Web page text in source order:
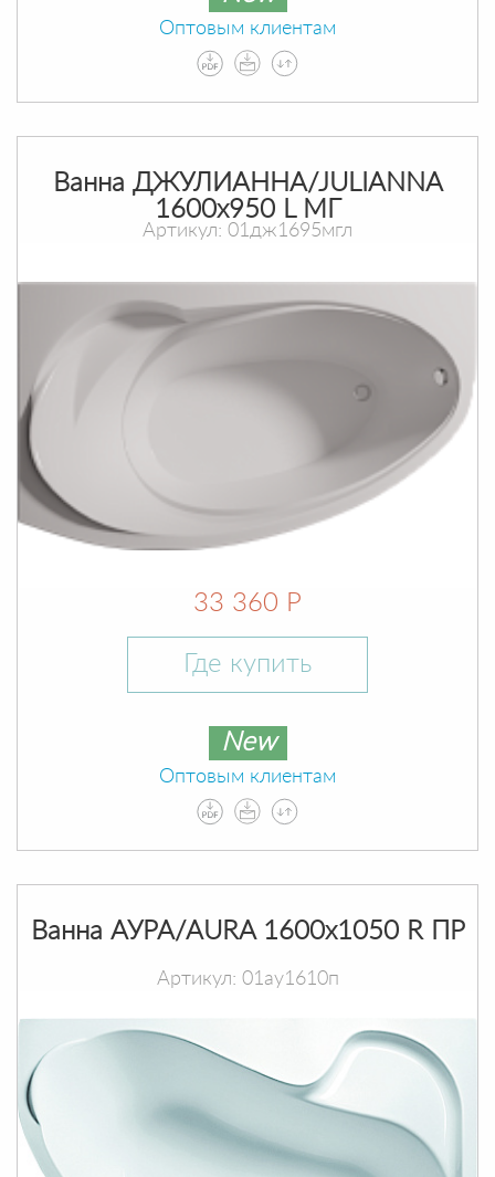
Оптовым клиентам
Ванна ДЖУЛИАННА/JULIANNA
1600х950 L МГ
Артикул: 01дж1695мгл
33 360 Р
Где купить
New
Оптовым клиентам
Ванна АУРА/AURA 1600х1050 R ПР
Артикул: 01ау1610п